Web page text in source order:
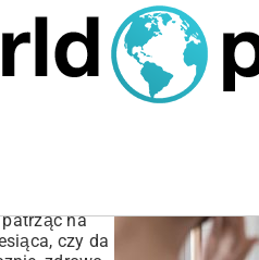
na
na
czy da